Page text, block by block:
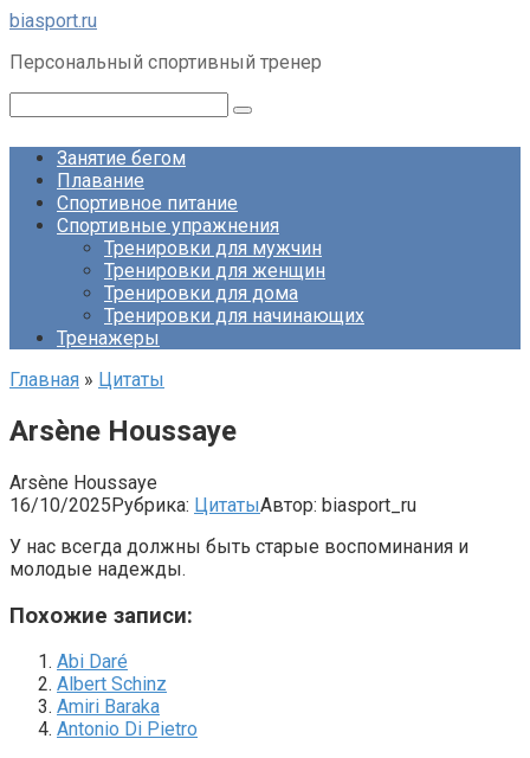
Перейти
контенту
biasport.ru
Персональный спортивный тренер
Занятие бегом
Плавание
Спортивное питание
Спортивные упражнения
Тренировки для мужчин
Тренировки для женщин
Тренировки для дома
Тренировки для начинающих
Тренажеры
Главная » Цитаты
Arsène Houssaye
Arsène Houssaye
16/10/2025Рубрика: ЦитатыАвтор: biasport_ru
У нас всегда должны быть старые воспоминания и
молодые надежды.
Похожие записи:
Abi Daré
Albert Schinz
Amiri Baraka
Antonio Di Pietro